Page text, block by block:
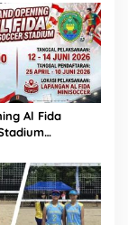
Al Fida
Cup 2026